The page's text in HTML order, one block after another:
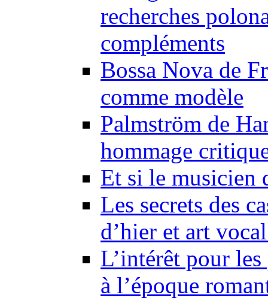
recherches
compléments
Bossa Nova de
comme modèle
Palmström de
hommage
Et si le musicien
Les secrets des
d’hier et art
L’intérêt pour
à l’époque